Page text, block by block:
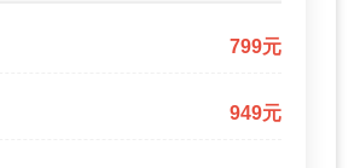
799元
949元